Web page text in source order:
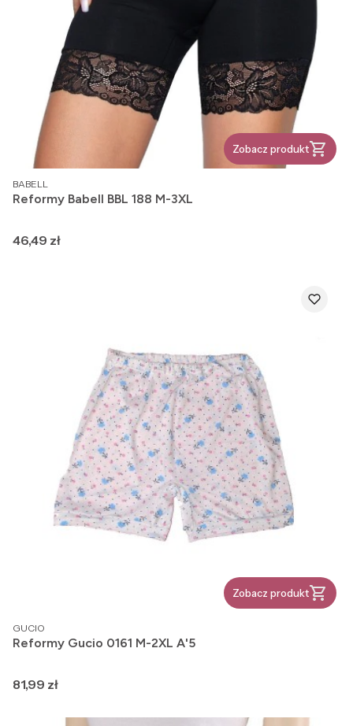
Zobacz produkt
PRODUCENT
BABELL
Reformy Babell BBL 188 M-3XL
Cena
46,49 zł
Zobacz produkt
PRODUCENT
GUCIO
Reformy Gucio 0161 M-2XL A'5
Cena
81,99 zł